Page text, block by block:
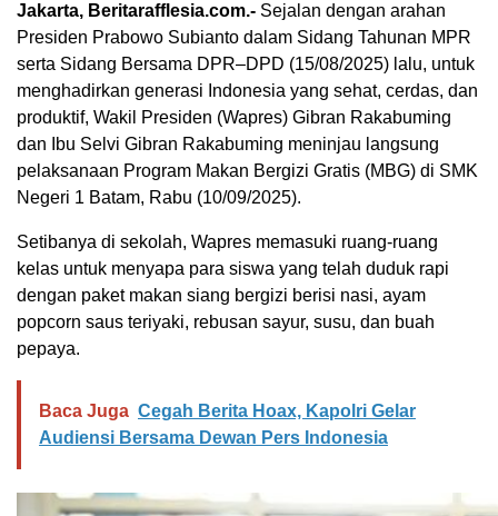
Jakarta, Beritarafflesia.com.- Sejalan dengan arahan
Presiden Prabowo Subianto dalam Sidang Tahunan MPR
serta Sidang Bersama DPR–DPD (15/08/2025) lalu, untuk
menghadirkan generasi Indonesia yang sehat, cerdas, dan
produktif, Wakil Presiden (Wapres) Gibran Rakabuming
dan Ibu Selvi Gibran Rakabuming meninjau langsung
pelaksanaan Program Makan Bergizi Gratis (MBG) di SMK
Negeri 1 Batam, Rabu (10/09/2025).
Setibanya di sekolah, Wapres memasuki ruang-ruang
kelas untuk menyapa para siswa yang telah duduk rapi
dengan paket makan siang bergizi berisi nasi, ayam
popcorn saus teriyaki, rebusan sayur, susu, dan buah
pepaya.
Baca Juga Cegah Berita Hoax, Kapolri Gelar
Audiensi Bersama Dewan Pers Indonesia